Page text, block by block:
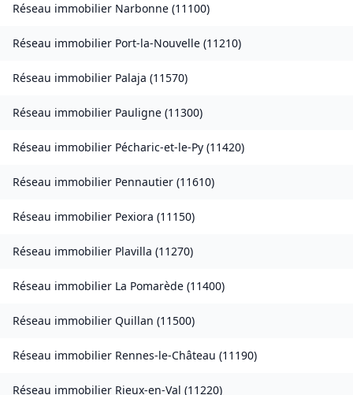
Réseau immobilier Narbonne (11100)
Réseau immobilier Port-la-Nouvelle (11210)
Réseau immobilier Palaja (11570)
Réseau immobilier Pauligne (11300)
Réseau immobilier Pécharic-et-le-Py (11420)
Réseau immobilier Pennautier (11610)
Réseau immobilier Pexiora (11150)
Réseau immobilier Plavilla (11270)
Réseau immobilier La Pomarède (11400)
Réseau immobilier Quillan (11500)
Réseau immobilier Rennes-le-Château (11190)
Réseau immobilier Rieux-en-Val (11220)